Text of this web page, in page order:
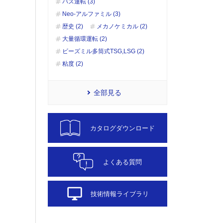
パス運転 (3)
Neo-アルファミル (3)
歴史 (2)
メカノケミカル (2)
大量循環運転 (2)
ビーズミル多筒式TSG,LSG (2)
粘度 (2)
全部見る
カタログダウンロード
よくある質問
desktop_windows 技術情報ライブラリ